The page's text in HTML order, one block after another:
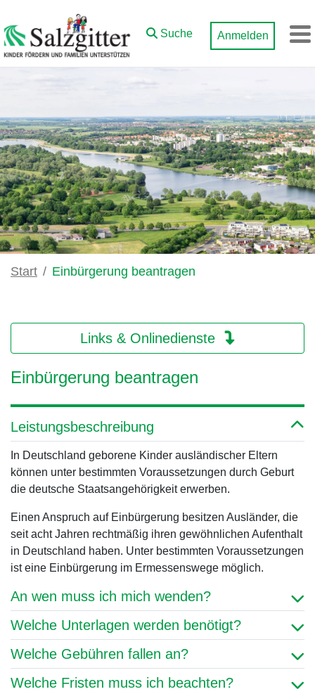
Zum Hauptinhalt springen
Suche Anmelden
Start Einbürgerung beantragen
Links & Onlinedienste
Einbürgerung beantragen
Leistungsbeschreibung
In Deutschland geborene Kinder ausländischer Eltern
können unter bestimmten Voraussetzungen durch Geburt
die deutsche Staatsangehörigkeit erwerben.
Einen Anspruch auf Einbürgerung besitzen Ausländer, die
seit acht Jahren rechtmäßig ihren gewöhnlichen Aufenthalt
in Deutschland haben. Unter bestimmten Voraussetzungen
ist eine Einbürgerung im Ermessenswege möglich.
An wen muss ich mich wenden?
Welche Unterlagen werden benötigt?
Welche Gebühren fallen an?
Welche Fristen muss ich beachten?